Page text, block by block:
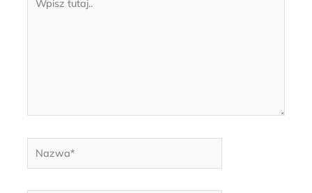
tutaj..